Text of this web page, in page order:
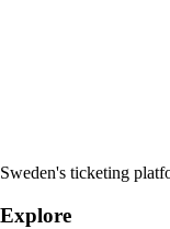
Sweden's ticketing
Explore